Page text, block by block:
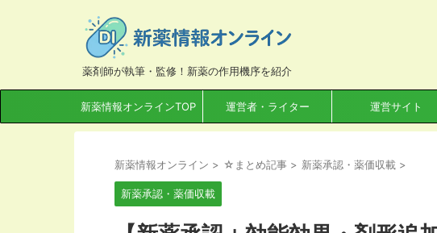
薬剤師が執筆・監修！新薬の作用機序を紹介
新薬情報オンラインTOP 運営者・ライター 運営サイト
新薬情報オンライン > ☆まとめ記事 > 新薬承認・薬価収載 >
新薬承認・薬価収載